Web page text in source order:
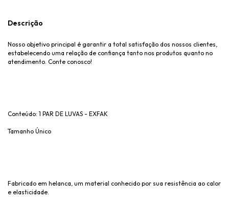
Descrição
Nosso objetivo principal é garantir a total satisfação dos nossos clientes,
estabelecendo uma relação de confiança tanto nos produtos quanto no
atendimento. Conte conosco!
Conteúdo: 1 PAR DE LUVAS - EXFAK
Tamanho Único
Fabricado em helanca, um material conhecido por sua resistência ao calor
e elasticidade.